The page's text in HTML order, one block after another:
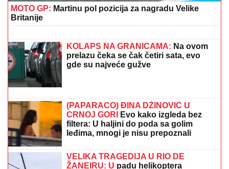
zaključana"
oglasila: "Sve dođe do mene", evo da
li je kontaktirala Đukića